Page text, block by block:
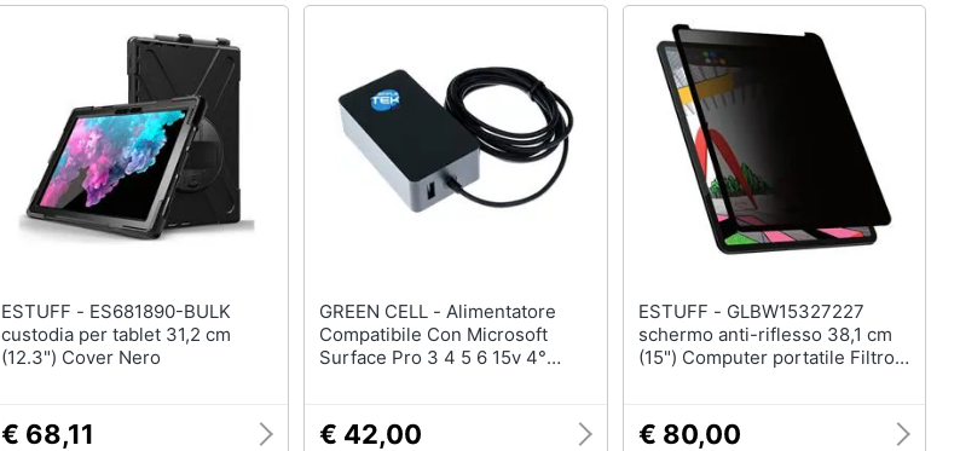
ESTUFF - ES681890-BULK
custodia per tablet 31,2 cm
(12.3") Cover Nero
€ 68,11
GREEN CELL - Alimentatore
Compatibile Con Microsoft
Surface Pro 3 4 5 6 15v 4°
€ 42,00
ESTUFF - GLBW15327227
schermo anti-riflesso 38,1 cm
(15") Computer portatile Filtro
€ 80,00